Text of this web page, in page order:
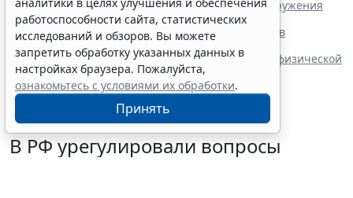
Минюст России разработал проект о сроке обнаружения
недостатков товара
Правила формирования наблюдательных советов
автономных учреждений обновили
В РФ определены коды агрегатного состояния и физической
формы видов отходов
В РФ урегулировали вопросы
работоспособности сайта, статистических
исследований и обзоров. Вы можете
запретить обработку указанных данных в
настройках браузера. Пожалуйста,
ознакомьтесь с условиями их обработки.
Принять